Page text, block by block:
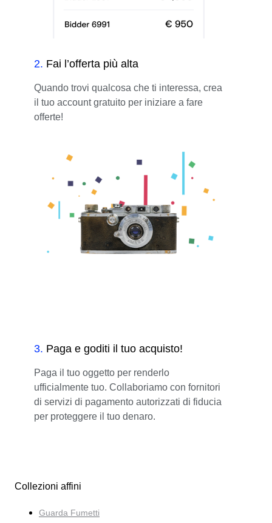
2. Fai l’offerta più alta
Quando trovi qualcosa che ti interessa, crea
il tuo account gratuito per iniziare a fare
offerte!
3. Paga e goditi il tuo acquisto!
Paga il tuo oggetto per renderlo
ufficialmente tuo. Collaboriamo con fornitori
di servizi di pagamento autorizzati di fiducia
per proteggere il tuo denaro.
Collezioni affini
Guarda Fumetti